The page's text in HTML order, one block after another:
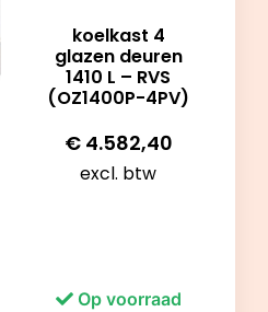
koelkast 4
glazen deuren
1410 L – RVS
(OZ1400P-4PV)
€4.582,40
excl. btw
Op voorraad